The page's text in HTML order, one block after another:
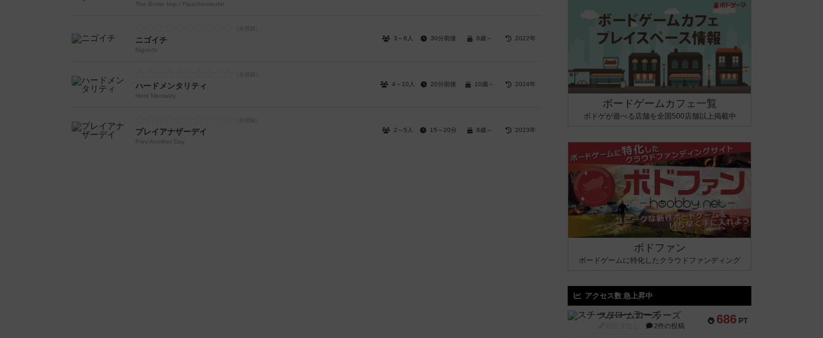
The Bottle Imp / Flaschenteufel
ニゴイチ
Nigoichi
3～6人 30分前後 8歳～ 2022年
ハードメンタリティ
Herd Mentality
4～10人 20分前後 10歳～ 2024年
プレイアナザーデイ
Prey Another Day
2～5人 15～20分 8歳～ 2023年
ボードゲームカフェ一覧
ボドゲが遊べる店舗を全国500店舗以上掲載中
ボドファン
ボードゲームに特化したクラウドファンディング
アクセス数 急上昇中
686 PT
スチームローラーズ
2件の投稿